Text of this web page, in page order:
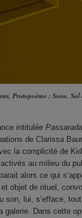
Protopoème : Sono,
intitulée Passarada
de Clarissa
la complicité de
au milieu du
alors ce qui
objet de rituel,
son, lui, s’efface,
galerie. Dans cette